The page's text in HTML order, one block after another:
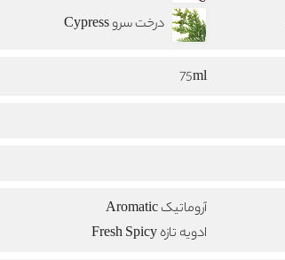
درخت سرو Cypress
75ml
آروماتیک Aromatic
ادویه تازه Fresh Spicy